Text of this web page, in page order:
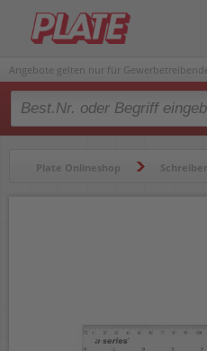
Angebote gelten nur für
Type 2 or more characters for
Plate Onlineshop